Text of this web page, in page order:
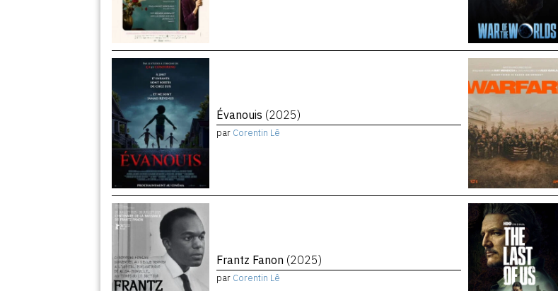
Évanouis (2025)
par Corentin Lê
Frantz Fanon (2025)
par Corentin Lê